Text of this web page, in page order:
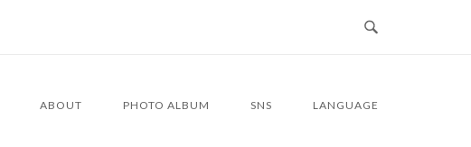
ABOUT PHOTO ALBUM SNS LANGUAGE